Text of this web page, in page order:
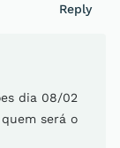
Reply
dia 08/02
será o